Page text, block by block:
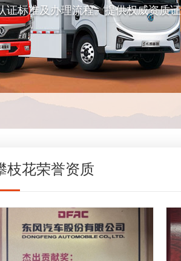
证标准及办理流程。提供权威资质
枝花荣誉资质